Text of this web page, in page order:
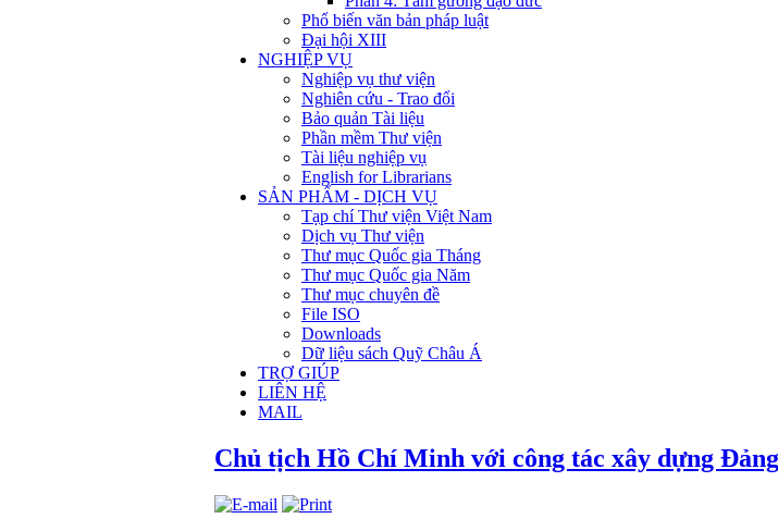
Phổ biến văn bản pháp luật
Đại hội XIII
NGHIỆP VỤ
Nghiệp vụ thư viện
Nghiên cứu - Trao đổi
Bảo quản Tài liệu
Phần mềm Thư viện
Tài liệu nghiệp vụ
English for Librarians
SẢN PHẨM - DỊCH VỤ
Tạp chí Thư viện Việt Nam
Dịch vụ Thư viện
Thư mục Quốc gia Tháng
Thư mục Quốc gia Năm
Thư mục chuyên đề
File ISO
Downloads
Dữ liệu sách Quỹ Châu Á
TRỢ GIÚP
LIÊN HỆ
MAIL
Chủ tịch Hồ Chí Minh với công tác xây dựng